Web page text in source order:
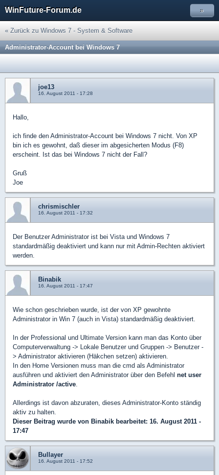
WinFuture-Forum.de »
« Zurück zu Windows 7 - System & Software
Administrator-Account bei Windows 7
joe13
16. August 2011 - 17:28
Hallo,
ich finde den Administrator-Account bei Windows 7 nicht. Von XP
bin ich es gewohnt, daß dieser im abgesicherten Modus (F8)
erscheint. Ist das bei Windows 7 nicht der Fall?
Gruß
Joe
chrismischler
16. August 2011 - 17:32
Der Benutzer Administrator ist bei Vista und Windows 7
standardmäßig deaktiviert und kann nur mit Admin-Rechten aktiviert
werden.
Binabik
16. August 2011 - 17:47
Wie schon geschrieben wurde, ist der von XP gewohnte
Administrator in Win 7 (auch in Vista) standardmäßig deaktiviert.
In der Professional und Ultimate Version kann man das Konto über
Computerverwaltung -> Lokale Benutzer und Gruppen -> Benutzer -
> Administrator aktivieren (Häkchen setzen) aktivieren.
In den Home Versionen muss man die cmd als Administrator
ausführen und aktiviert den Administrator über den Befehl net user
Administrator /active.
Allerdings ist davon abzuraten, dieses Administrator-Konto ständig
aktiv zu halten.
Dieser Beitrag wurde von Binabik bearbeitet: 16. August 2011 -
17:47
Bullayer
16. August 2011 - 17:52